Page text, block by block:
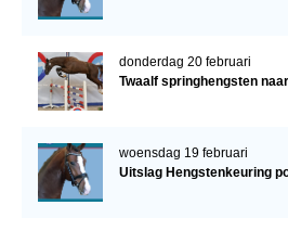
donderdag 20 februari
Twaalf springhengsten
woensdag 19 februari
Uitslag Hengstenkeuring